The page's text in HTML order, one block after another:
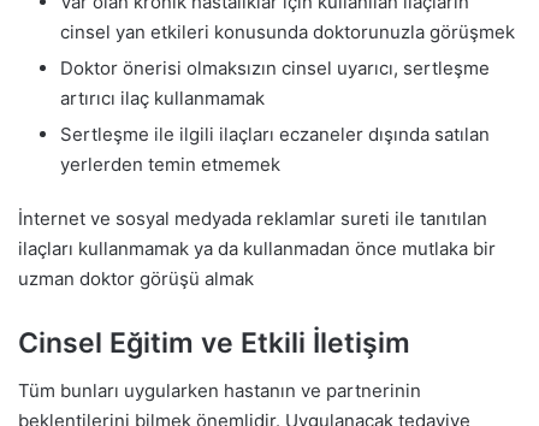
cinsel yan etkileri konusunda doktorunuzla görüşmek
Doktor önerisi olmaksızın cinsel uyarıcı, sertleşme
artırıcı ilaç kullanmamak
Sertleşme ile ilgili ilaçları eczaneler dışında satılan
yerlerden temin etmemek
İnternet ve sosyal medyada reklamlar sureti ile tanıtılan
ilaçları kullanmamak ya da kullanmadan önce mutlaka bir
uzman doktor görüşü almak
Cinsel Eğitim ve Etkili İletişim
Tüm bunları uygularken hastanın ve partnerinin
beklentilerini bilmek önemlidir. Uygulanacak tedaviye